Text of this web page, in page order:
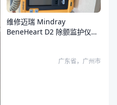
维修迈瑞 Mindray
BeneHeart D2 除颤监护仪故
广东省，广州市